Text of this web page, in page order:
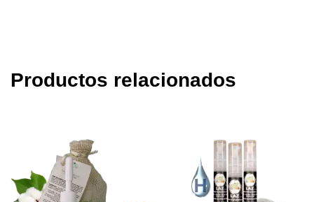
Productos relacionados